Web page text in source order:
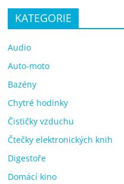
KATEGORIE
Audio
Auto-moto
Bazény
Chytré hodinky
Čističky vzduchu
Čtečky elektronických knih
Digestoře
Domácí kino